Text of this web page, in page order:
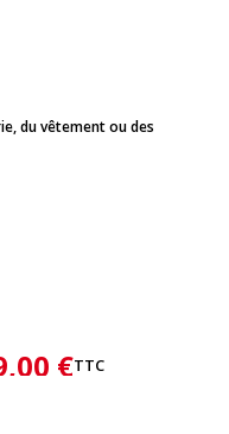
du vêtement ou des
€TTC